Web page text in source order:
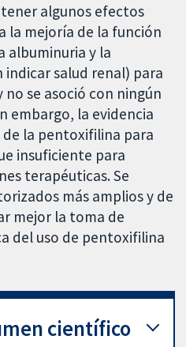
algunos efectos
la mejoría de la función
albuminuria y la
salud renal) para
no se asoció con ningún
embargo, la evidencia
la pentoxifilina para
insuficiente para
terapéuticas. Se
más amplios y de
mejor la toma de
del uso de pentoxifilina
científico